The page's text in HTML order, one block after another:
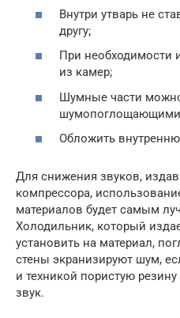
Внутри утварь не
другу;
При необходимости
из камер;
Шумные части
Обложить
Для снижения звуков,
компрессора,
материалов будет самым
Холодильник, который
установить на материал,
стены экранизируют шум,
и техникой пористую
звук.